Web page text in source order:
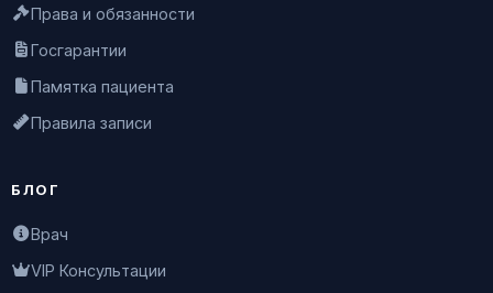
Права и обязанности
Госгарантии
Памятка пациента
Правила записи
БЛОГ
Врач
VIP Консультации